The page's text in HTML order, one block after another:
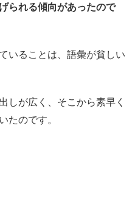
られる傾向があったので
いることは、語彙が貧しい
しが広く、そこから素早く
たのです。